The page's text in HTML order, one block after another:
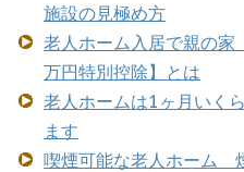
施設の見極め方
老人ホーム入居で親の
万円特別控除】とは
老人ホームは1ヶ月いく
ます
喫煙可能な老人ホーム